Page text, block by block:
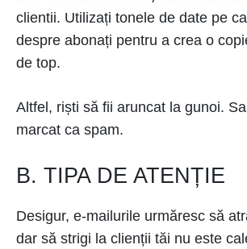
clientii. Utilizați tonele de date pe
despre abonați pentru a crea o
de top.
Altfel, riști să fii aruncat la gunoi.
marcat ca spam.
B. TIPA DE ATENȚIE
Desigur, e-mailurile urmăresc să
dar să strigi la clienții tăi nu este